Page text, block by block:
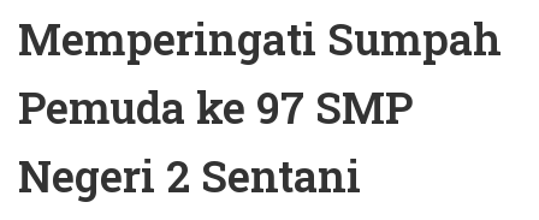
Memperingati Sumpah
Pemuda ke 97 SMP
Negeri 2 Sentani